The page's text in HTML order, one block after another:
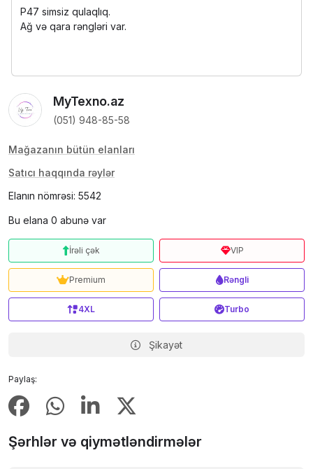
P47 simsiz qulaqlıq.
Ağ və qara rəngləri var.
MyTexno.az
(051) 948-85-58
Mağazanın bütün elanları
Satıcı haqqında rəylər
Elanın nömrəsi: 5542
Bu elana 0 abunə var
Paylaş:
İrəli çək VIP
Premium Rəngli
4XL Turbo
Şikayət
Şərhlər və qiymətləndirmələr